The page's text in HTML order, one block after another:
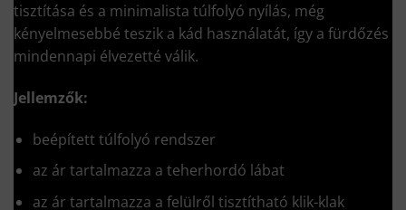
tisztítása és a minimalista túlfolyó nyílás, még
kényelmesebbé teszik a kád használatát, így a fürdőzés
mindennapi élvezetté válik.
Jellemzők:
beépített túlfolyó rendszer
az ár tartalmazza a teherhordó lábat
az ár tartalmazza a felülről tisztítható klik-klak